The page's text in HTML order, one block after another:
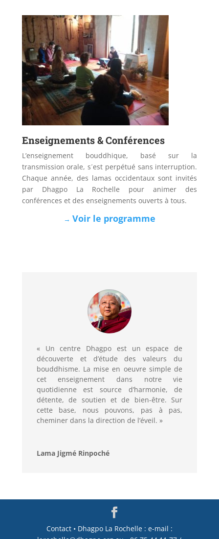
Enseignements & Conférences
L’​enseignement bouddhique, basé sur la
transmission orale, s´est perpétué sans interruption.
Chaque année, des lamas occidentaux sont invités
par Dhagpo La Rochelle pour animer des
conférences et des enseignements ouverts à tous.
→ Voir le programme
« Un centre Dhagpo est un espace de
découverte et d’étude des valeurs du
bouddhisme. La mise en oeuvre simple de
cet enseignement dans notre vie
quotidienne est source d’harmonie, de
détente, de soutien et de bien-être. Sur
cette base, nous pouvons, pas à pas,
cheminer dans la direction de l’éveil. »
Lama Jigmé Rinpoché
Contact • Dhagpo La Rochelle : e-mail :